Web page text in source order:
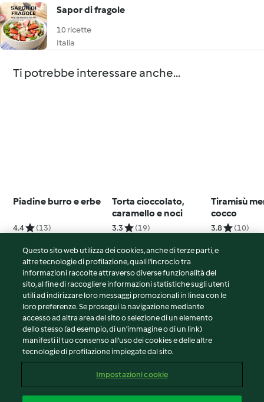
Sapor di fragole
10 ricette
Italia
Ti potrebbe interessare anche...
Piadine burro e erbe
4.4 (13)
Torta cioccolato,
caramello e noci
3.3 (19)
Tiramisù
cocco
3.8 (10)
© Copyright 2026
Termini del servizio
Informativa sulla privacy
Avvertenze generali
Note legali
Contenuto del rapporto
Questo sito web utilizza dei cookies, anche di terze parti, e
altre tecnologie di profilazione, quali l’incrocio tra
informazioni raccolte attraverso diverse funzionalità del
sito, al fine di raccogliere informazioni statistiche sugli utenti
utili ad indirizzare loro messaggi promozionali in linea con le
loro preferenze. Se prosegui la navigazione mediante
accesso ad altra area del sito o selezione di un elemento
dello stesso (ad esempio, di un'immagine o di un link)
manifesti il tuo consenso all'uso dei cookies e delle altre
tecnologie di profilazione impiegate dal sito.
Impostazioni cookie